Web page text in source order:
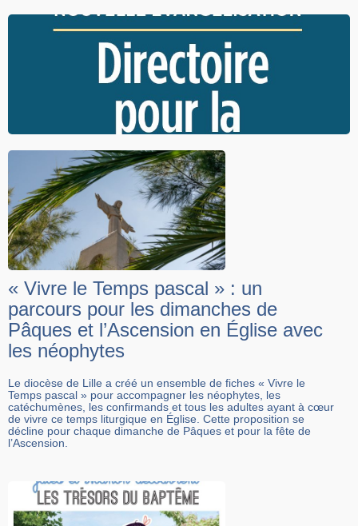
« Vivre le Temps pascal » : un
parcours pour les dimanches de
Pâques et l’Ascension en Église avec
les néophytes
Le diocèse de Lille a créé un ensemble de fiches « Vivre le
Temps pascal » pour accompagner les néophytes, les
catéchumènes, les confirmands et tous les adultes ayant à cœur
de vivre ce temps liturgique en Église. Cette proposition se
décline pour chaque dimanche de Pâques et pour la fête de
l’Ascension.